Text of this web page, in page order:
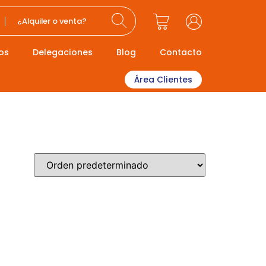
¿Alquiler o venta?
Delegaciones Blog Contacto
Área Clientes